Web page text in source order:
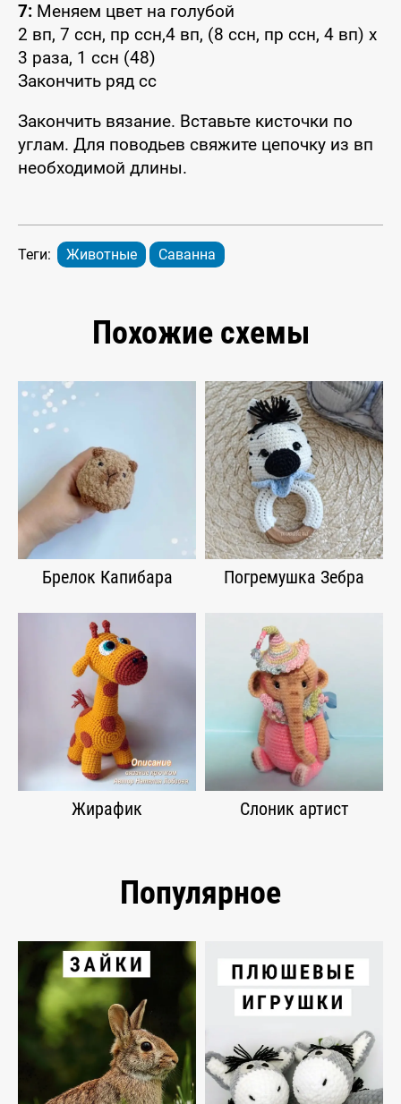
7: Меняем цвет на голубой
2 вп, 7 ссн, пр ссн,4 вп, (8 ссн, пр ссн, 4 вп) x
3 раза, 1 ссн (48)
Закончить ряд сс
Закончить вязание. Вставьте кисточки по
углам. Для поводьев свяжите цепочку из вп
необходимой длины.
Теги: Животные Саванна
Похожие схемы
Брелок Капибара Погремушка Зебра
Жирафик Слоник артист
Популярное